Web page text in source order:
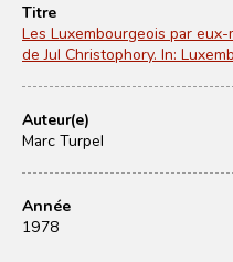
Titre
Les Luxembourgeois par
de Jul Christophory. In:
Auteur(e)
Marc Turpel
Année
1978